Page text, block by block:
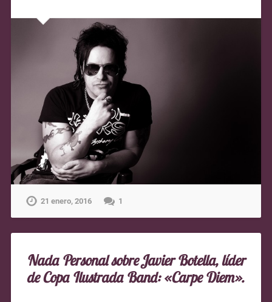
21 enero, 2016 1
Nada Personal sobre Javier Botella, líder
de Copa Ilustrada Band: «Carpe Diem».